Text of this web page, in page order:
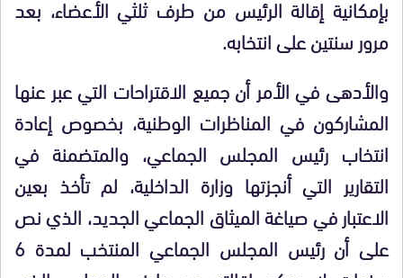
بإمكانية إقالة الرئيس من طرف ثلثي الأعضاء، بعد
مرور سنتين على انتخابه.
والأدهى في الأمر أن جميع الاقتراحات التي عبر عنها
المشاركون في المناظرات الوطنية، بخصوص إعادة
انتخاب رئيس المجلس الجماعي، والمتضمنة في
التقارير التي أنجزتها وزارة الداخلية، لم تأخذ بعين
الاعتبار في صياغة الميثاق الجماعي الجديد، الذي نص
على أن رئيس المجلس الجماعي المنتخب لمدة 6